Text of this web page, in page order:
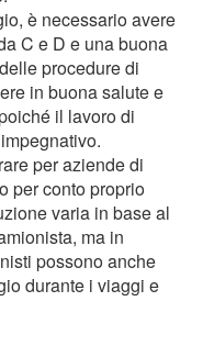
è necessario avere
C e D e una buona
procedure di
in buona salute e
il lavoro di
per aziende di
per conto proprio
varia in base al
ma in
possono anche
durante i viaggi e